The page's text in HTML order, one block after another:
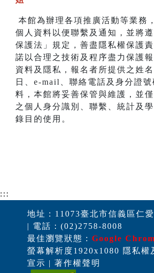
本館為辦理各項推廣活動等業務
個人資料以便聯繫及通知，並將
保護法」規定，善盡隱私權保護
諾以合理之技術及程序盡力保護
資料及隱私，報名者所提供之姓
日、e-mail、聯絡電話及身分證號
料，本館將妥善保管與維護，並
之個人身分識別、聯繫、統計及
錄目的使用。
:::
地址：11073臺北市信義區仁
| 電話：(02)2758-8008
最佳瀏覽狀態： Google
螢幕解析度1920x1080 隱私權
宣示 | 著作權聲明